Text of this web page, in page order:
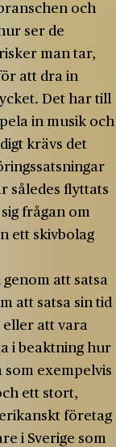
och
ser de
man tar,
att dra in
Det har till
in musik och
krävs det
således flyttats
frågan om
ett skivbolag
att satsa
att satsa sin tid
eller att vara
i beaktning hur
exempelvis
ett stort,
företag
i Sverige som